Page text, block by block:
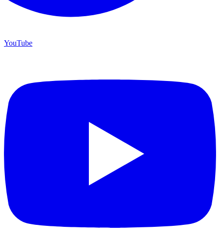
YouTube